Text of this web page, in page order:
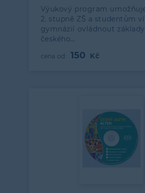
Výukový program
2. stupně ZŠ a studentům
gymnázií ovládnout základy
českého…
150